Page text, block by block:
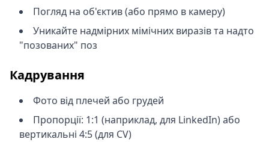
Погляд на об'єктив (або прямо в камеру)
Уникайте надмірних мімічних виразів та надто
"позованих" поз
Кадрування
Фото від плечей або грудей
Пропорції: 1:1 (наприклад, для LinkedIn) або
вертикальні 4:5 (для CV)